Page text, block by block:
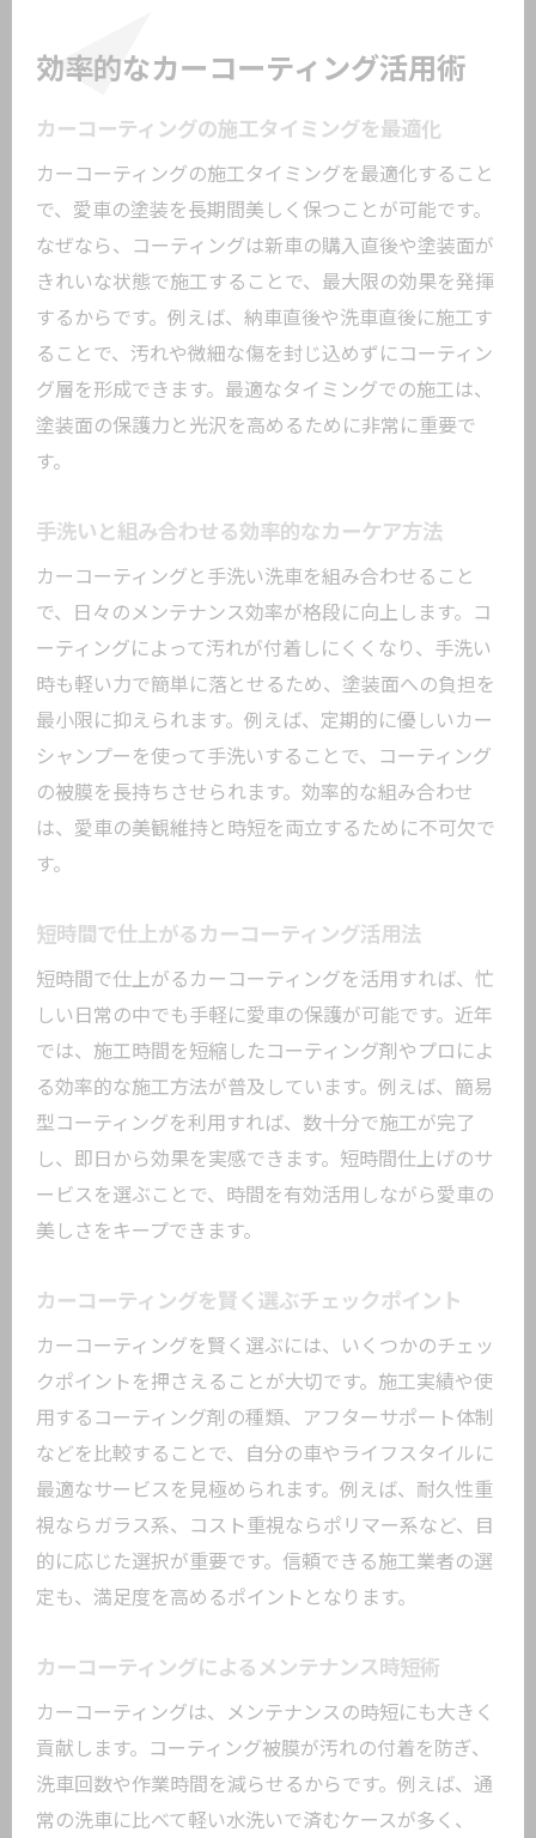
効率的なカーコーティング活用術
カーコーティングの施工タイミングを最適化
カーコーティングの施工タイミングを最適化すること
で、愛車の塗装を長期間美しく保つことが可能です。
なぜなら、コーティングは新車の購入直後や塗装面が
きれいな状態で施工することで、最大限の効果を発揮
するからです。例えば、納車直後や洗車直後に施工す
ることで、汚れや微細な傷を封じ込めずにコーティン
グ層を形成できます。最適なタイミングでの施工は、
塗装面の保護力と光沢を高めるために非常に重要で
す。
手洗いと組み合わせる効率的なカーケア方法
カーコーティングと手洗い洗車を組み合わせること
で、日々のメンテナンス効率が格段に向上します。コ
ーティングによって汚れが付着しにくくなり、手洗い
時も軽い力で簡単に落とせるため、塗装面への負担を
最小限に抑えられます。例えば、定期的に優しいカー
シャンプーを使って手洗いすることで、コーティング
の被膜を長持ちさせられます。効率的な組み合わせ
は、愛車の美観維持と時短を両立するために不可欠で
す。
短時間で仕上がるカーコーティング活用法
短時間で仕上がるカーコーティングを活用すれば、忙
しい日常の中でも手軽に愛車の保護が可能です。近年
では、施工時間を短縮したコーティング剤やプロによ
る効率的な施工方法が普及しています。例えば、簡易
型コーティングを利用すれば、数十分で施工が完了
し、即日から効果を実感できます。短時間仕上げのサ
ービスを選ぶことで、時間を有効活用しながら愛車の
美しさをキープできます。
カーコーティングを賢く選ぶチェックポイント
カーコーティングを賢く選ぶには、いくつかのチェッ
クポイントを押さえることが大切です。施工実績や使
用するコーティング剤の種類、アフターサポート体制
などを比較することで、自分の車やライフスタイルに
最適なサービスを見極められます。例えば、耐久性重
視ならガラス系、コスト重視ならポリマー系など、目
的に応じた選択が重要です。信頼できる施工業者の選
定も、満足度を高めるポイントとなります。
カーコーティングによるメンテナンス時短術
カーコーティングは、メンテナンスの時短にも大きく
貢献します。コーティング被膜が汚れの付着を防ぎ、
洗車回数や作業時間を減らせるからです。例えば、通
常の洗車に比べて軽い水洗いで済むケースが多く、